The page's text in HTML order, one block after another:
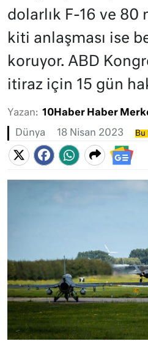
dolarlık F-16 ve 80
kiti anlaşması ise
koruyor. ABD
itiraz için 15 gün
Yazan: 10Haber Haber
Dünya 18 Nisan 2023 Bu